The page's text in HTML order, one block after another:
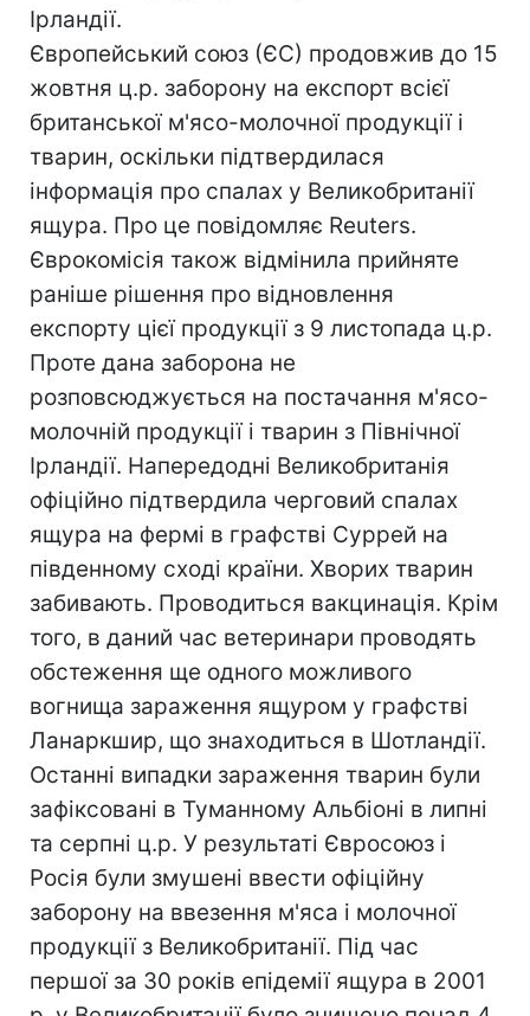
Ірландії.
Європейський союз (ЄС) продовжив до 15
жовтня ц.р. заборону на експорт всієї
британської м'ясо-молочної продукції і
тварин, оскільки підтвердилася
інформація про спалах у Великобританії
ящура. Про це повідомляє Reuters.
Єврокомісія також відмінила прийняте
раніше рішення про відновлення
експорту цієї продукції з 9 листопада ц.р.
Проте дана заборона не
розповсюджується на постачання м'ясо-
молочній продукції і тварин з Північної
Ірландії. Напередодні Великобританія
офіційно підтвердила черговий спалах
ящура на фермі в графстві Суррей на
південному сході країни. Хворих тварин
забивають. Проводиться вакцинація. Крім
того, в даний час ветеринари проводять
обстеження ще одного можливого
вогнища зараження ящуром у графстві
Ланаркшир, що знаходиться в Шотландії.
Останні випадки зараження тварин були
зафіксовані в Туманному Альбіоні в липні
та серпні ц.р. У результаті Євросоюз і
Росія були змушені ввести офіційну
заборону на ввезення м'яса і молочної
продукції з Великобританії. Під час
першої за 30 років епідемії ящура в 2001